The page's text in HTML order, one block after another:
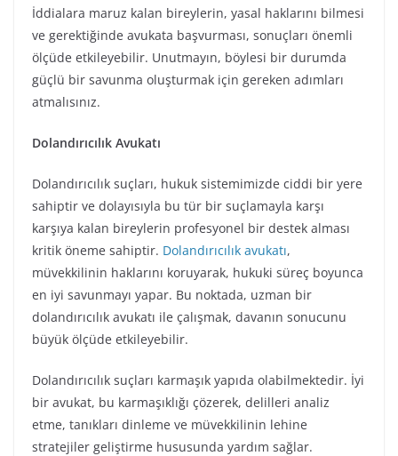
İddialara maruz kalan bireylerin, yasal haklarını bilmesi
ve gerektiğinde avukata başvurması, sonuçları önemli
ölçüde etkileyebilir. Unutmayın, böylesi bir durumda
güçlü bir savunma oluşturmak için gereken adımları
atmalısınız.
Dolandırıcılık Avukatı
Dolandırıcılık suçları, hukuk sistemimizde ciddi bir yere
sahiptir ve dolayısıyla bu tür bir suçlamayla karşı
karşıya kalan bireylerin profesyonel bir destek alması
kritik öneme sahiptir. Dolandırıcılık avukatı,
müvekkilinin haklarını koruyarak, hukuki süreç boyunca
en iyi savunmayı yapar. Bu noktada, uzman bir
dolandırıcılık avukatı ile çalışmak, davanın sonucunu
büyük ölçüde etkileyebilir.
Dolandırıcılık suçları karmaşık yapıda olabilmektedir. İyi
bir avukat, bu karmaşıklığı çözerek, delilleri analiz
etme, tanıkları dinleme ve müvekkilinin lehine
stratejiler geliştirme hususunda yardım sağlar.